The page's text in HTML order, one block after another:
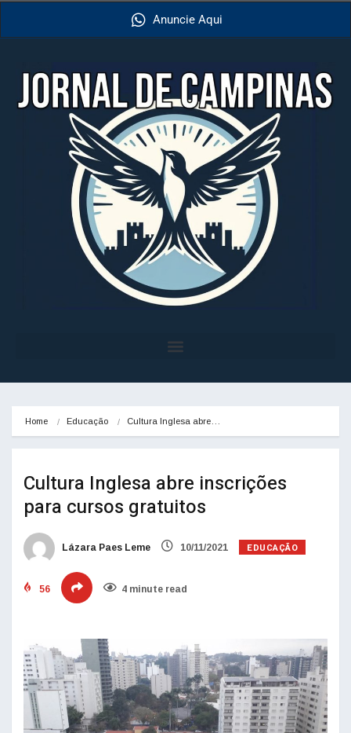
Anuncie Aqui
Home Educação Cultura Inglesa abre…
Cultura Inglesa abre inscrições
para cursos gratuitos
Lázara Paes Leme 10/11/2021 EDUCAÇÃO
56 4 minute read